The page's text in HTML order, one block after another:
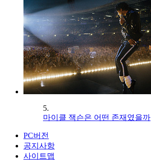
5.
마이클 잭슨은 어떤 존재였을까
PC버전
공지사항
사이트맵